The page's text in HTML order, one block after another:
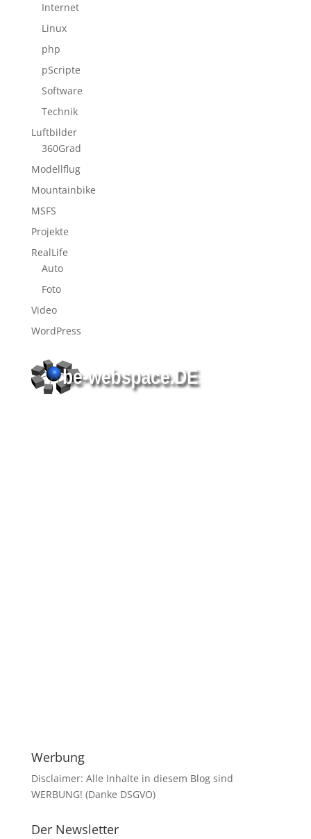
Internet
Linux
php
pScripte
Software
Technik
Luftbilder
360Grad
Modellflug
Mountainbike
MSFS
Projekte
RealLife
Auto
Foto
Video
WordPress
Werbung
Disclaimer: Alle Inhalte in diesem Blog sind
WERBUNG! (Danke DSGVO)
Der Newsletter